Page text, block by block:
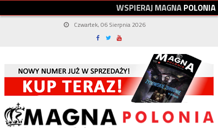
WSPIERAJMAGNAPOLONIA
Czwartek, 06 Sierpnia 2026